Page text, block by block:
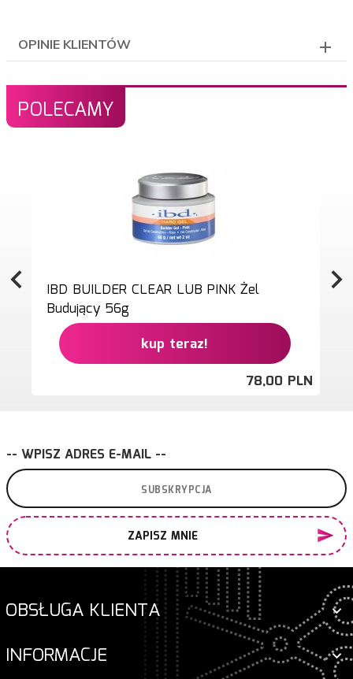
OPINIE KLIENTÓW
POLECAMY
IBD BUILDER CLEAR LUB PINK Żel
Budujący 56g
kup teraz!
78,00 PLN
-- WPISZ ADRES E-MAIL --
ZAPISZ MNIE
OBSŁUGA KLIENTA
INFORMACJE